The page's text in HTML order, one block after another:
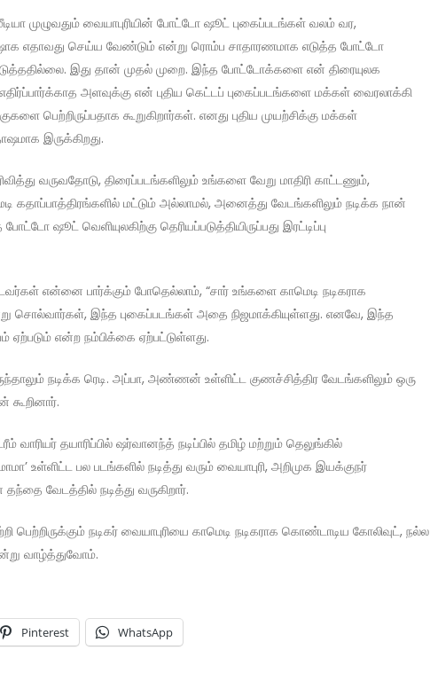
முழுவதும் வையாபுரியின் போட்டோ ஷூட் புகைப்படங்கள் வலம் வர,
எதாவது செய்ய வேண்டும் என்று ரொம்ப சாதாரணமாக எடுத்த போட்டோ
இது தான் முதல் முறை. இந்த போட்டோக்களை என் திரையுலக
அளவுக்கு என் புதிய கெட்டப் புகைப்படங்களை மக்கள் வைரலாக்கி
பெற்றிருப்பதாக கூறுகிறார்கள். எனது புதிய முயற்சிக்கு மக்கள்
இருக்கிறது.
வருவதோடு, திரைப்படங்களிலும் உங்களை வேறு மாதிரி காட்டணும்,
கதாப்பாத்திரங்களில் மட்டும் அல்லாமல், அனைத்து வேடங்களிலும் நடிக்க நான்
ஷூட் வெளியுலகிற்கு தெரியப்படுத்தியிருப்பது இரட்டிப்பு
என்னை பார்க்கும் போதெல்லாம், “சார் உங்களை காமெடி நடிகராக
சொல்வார்கள், இந்த புகைப்படங்கள் அதை நிஜமாக்கியுள்ளது. எனவே, இந்த
ஏற்படும் என்ற நம்பிக்கை ஏற்பட்டுள்ளது.
நடிக்க ரெடி. அப்பா, அண்ணன் உள்ளிட்ட குணச்சித்திர வேடங்களிலும் ஒரு
கூறினார்.
தயாரிப்பில் ஷர்வானந்த் நடிப்பில் தமிழ் மற்றும் தெலுங்கில்
உள்ளிட்ட பல படங்களில் நடித்து வரும் வையாபுரி, அறிமுக இயக்குநர்
வேடத்தில் நடித்து வருகிறார்.
பெற்றிருக்கும் நடிகர் வையாபுரியை காமெடி நடிகராக கொண்டாடிய கோலிவுட், நல்ல
வாழ்த்துவோம்.
Pinterest WhatsApp